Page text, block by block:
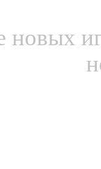
новых